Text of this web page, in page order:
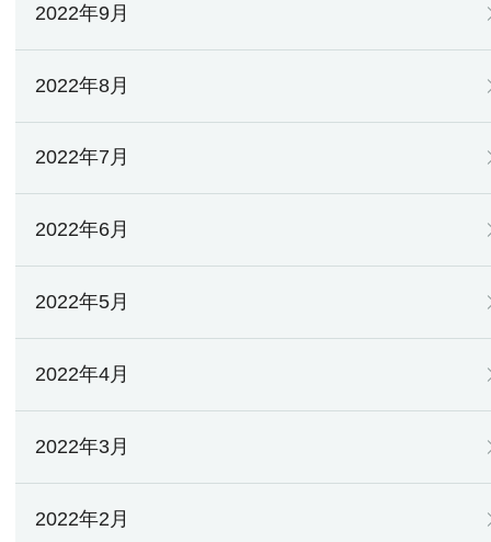
2022年9月
2022年8月
2022年7月
2022年6月
2022年5月
2022年4月
2022年3月
2022年2月